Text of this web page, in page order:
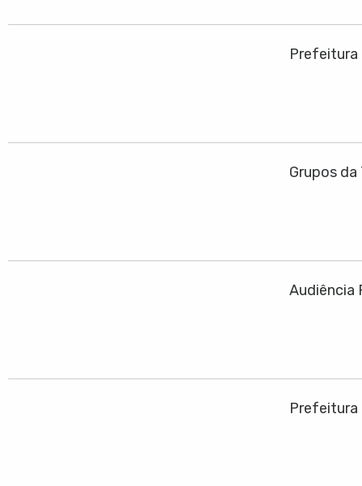
Prefeitura
Grupos
Audiência
Prefeitura